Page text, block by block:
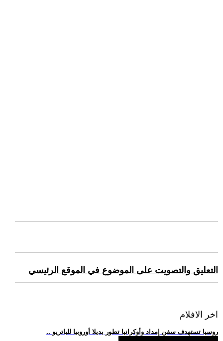
التعليق والتصويت على الموضوع في الموقع الرئيسي
اخر الافلام
.. روسيا تستهدف سفن إمداد وأوكرانيا تطور بديلا أوروبيا للباتريو